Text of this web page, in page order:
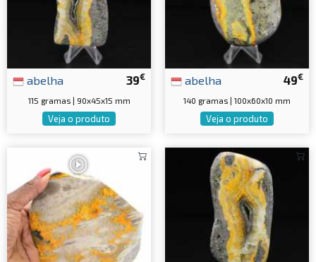
39€
abelha
115 gramas | 90x45x15 mm
Veja o produto
49€
abelha
140 gramas | 100x60x10 mm
Veja o produto